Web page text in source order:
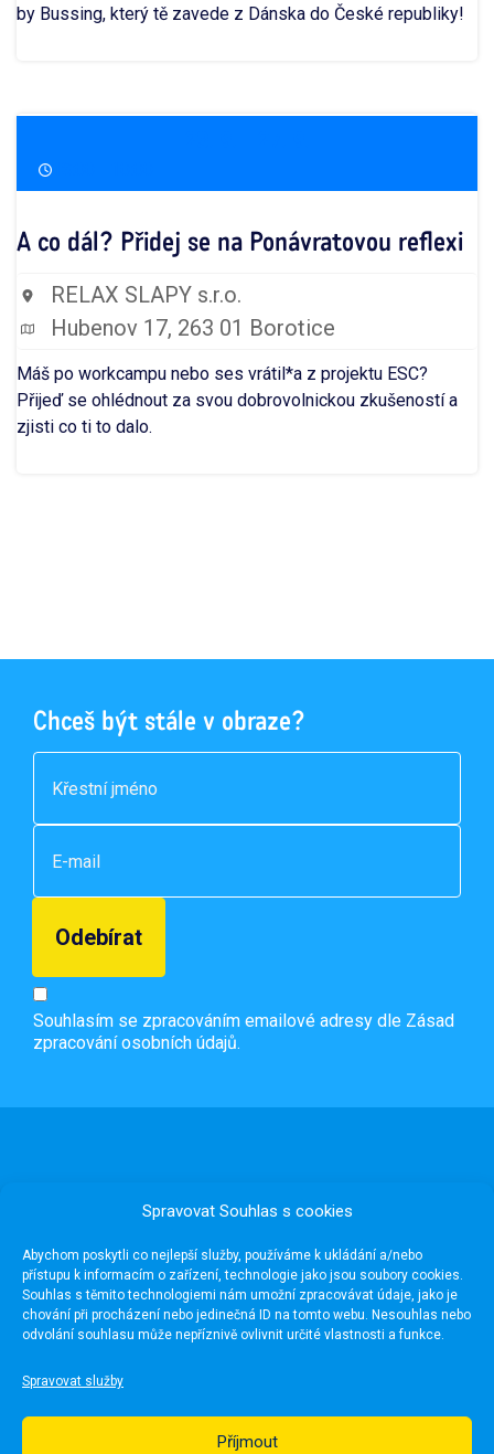
Spravovat Souhlas s cookies
Abychom poskytli co nejlepší služby, používáme k ukládání a/nebo
přístupu k informacím o zařízení, technologie jako jsou soubory cookies.
Souhlas s těmito technologiemi nám umožní zpracovávat údaje, jako je
chování při procházení nebo jedinečná ID na tomto webu. Nesouhlas nebo
odvolání souhlasu může nepříznivě ovlivnit určité vlastnosti a funkce.
Spravovat služby
Příjmout
by Bussing, který tě zavede z Dánska do České republiky!
A co dál? Přidej se na Ponávratovou reflexi
RELAX SLAPY s.r.o.
Hubenov 17, 263 01 Borotice
Máš po workcampu nebo ses vrátil*a z projektu ESC?
Přijeď se ohlédnout za svou dobrovolnickou zkušeností a
zjisti co ti to dalo.
Chceš být stále v obraze?
Souhlasím se zpracováním emailové adresy dle Zásad
zpracování osobních údajů.
Pro školy